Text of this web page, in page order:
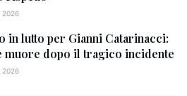
2026
in lutto per Gianni Catarinacci:
muore dopo il tragico incidente
2026